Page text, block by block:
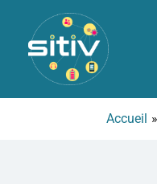
contenu
Accueil